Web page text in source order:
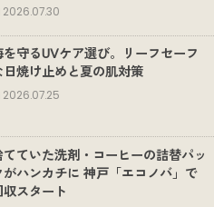
2026.07.30
を守るUVケア選び。リーフセーフ
日焼け止めと夏の肌対策
2026.07.25
てていた洗剤・コーヒーの詰替パッ
がハンカチに 神戸「エコノバ」で
収スタート